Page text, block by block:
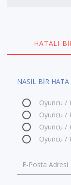
HATALI
NASIL BİR
Oyuncu /
Oyuncu /
Oyuncu /
Oyuncu /
E-Posta Adresi